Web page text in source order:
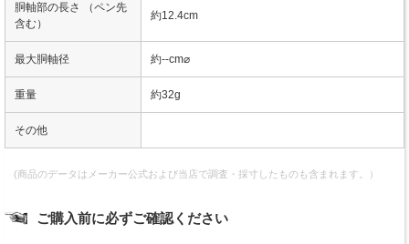
胴軸部の長さ （ペン先
含む）
約12.4cm
最大胴軸径 約--cm⌀
重量 約32g
その他
(商品のデータはメーカー公式および当店で調査・採寸したものも含まれます。）
ご購入前に必ずご確認ください